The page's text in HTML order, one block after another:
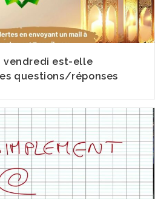
vendredi est-elle
questions/réponses